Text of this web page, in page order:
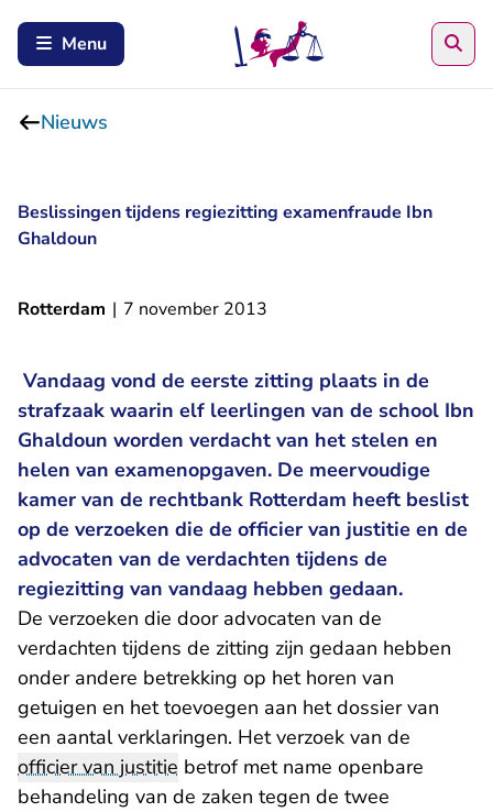
Menu
Nieuws
Beslissingen tijdens regiezitting examenfraude Ibn
Ghaldoun
Rotterdam | 7 november 2013
Vandaag vond de eerste zitting plaats in de
strafzaak waarin elf leerlingen van de school Ibn
Ghaldoun worden verdacht van het stelen en
helen van examenopgaven. De meervoudige
kamer van de rechtbank Rotterdam heeft beslist
op de verzoeken die de officier van justitie en de
advocaten van de verdachten tijdens de
regiezitting van vandaag hebben gedaan.
De verzoeken die door advocaten van de
verdachten tijdens de zitting zijn gedaan hebben
onder andere betrekking op het horen van
getuigen en het toevoegen aan het dossier van
een aantal verklaringen. Het verzoek van de
officier van justitie betrof met name openbare
behandeling van de zaken tegen de twee